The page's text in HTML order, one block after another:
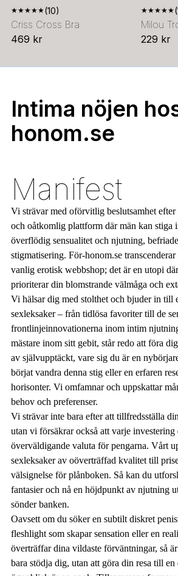
★★★★★(10)
Criss Cross Bra
469 kr
★★★★★
Milou
229 kr
Intima nöjen
honom.se
Manifest
Vi strävar med oförvitlig beslutsamhet
och oåtkomlig plattform där män kan stiga
överflödig sensualitet och njutning,
stigmatisering. För-honom.se transcenderar
vanlig erotisk webbshop; det är en utopi
prioriterar din blomstrande välmåga och
Vi hälsar dig med stolthet och bjuder in till
sexleksaker – från tidlösa favoriter till de
frontlinjeinnovationerna inom intim
mästare inom sitt gebit, står redo att föra
av självupptäckt, vare sig du är en
börjat vandra denna stig eller en erfaren
horisonter. Vi omfamnar och uppskattar
behov och preferenser.
Vi strävar inte bara efter att tillfredsställa
utan vi försäkrar också att varje
överväldigande valuta för pengarna. Vårt
sexleksaker av oöverträffad kvalitet till
välsignelse för plånboken. Så kan du
fantasier och nå en höjdpunkt av njutning
sönder banken.
Oavsett om du söker en subtilt diskret
fleshlight som skapar sensation eller en
överträffar dina vildaste förväntningar, så
bara stödja dig, utan att göra din resa till en